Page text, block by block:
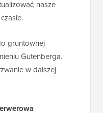
nasze
gruntownej
Gutenberga.
w dalszej